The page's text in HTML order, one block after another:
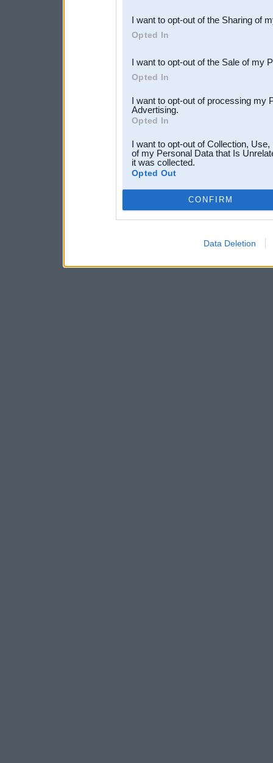
Downstream Participants
third parties.
I want to opt-out of the Sharing of
Opted In
I want to opt-out of the Sale of my
Opted In
I want to opt-out of processing my
Advertising.
Opted In
I want to opt-out of Collection,
of my Personal Data that Is
it was collected.
Opted Out
CONFIRM
Data Deletion